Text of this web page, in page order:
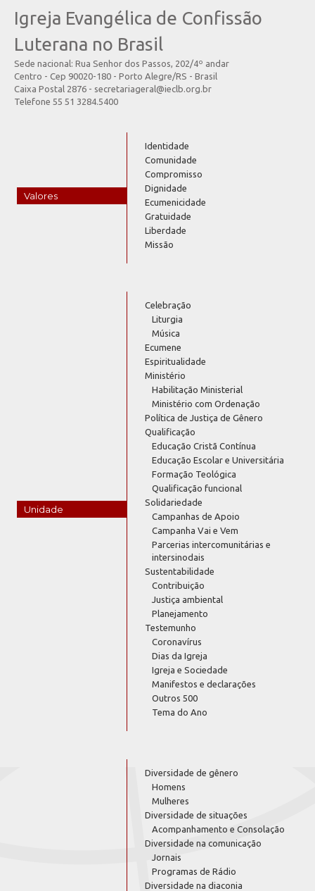
Igreja Evangélica de Confissão
Luterana no Brasil
Sede nacional: Rua Senhor dos Passos, 202/4º andar
Centro - Cep 90020-180 - Porto Alegre/RS - Brasil
Caixa Postal 2876 - secretariageral@ieclb.org.br
Telefone 55 51 3284.5400
Valores
Identidade
Comunidade
Compromisso
Dignidade
Ecumenicidade
Gratuidade
Liberdade
Missão
Unidade
Celebração
Liturgia
Música
Ecumene
Espiritualidade
Ministério
Habilitação Ministerial
Ministério com Ordenação
Política de Justiça de Gênero
Qualificação
Educação Cristã Contínua
Educação Escolar e Universitária
Formação Teológica
Qualificação funcional
Solidariedade
Campanhas de Apoio
Campanha Vai e Vem
Parcerias intercomunitárias e
intersinodais
Sustentabilidade
Contribuição
Justiça ambiental
Planejamento
Testemunho
Coronavírus
Dias da Igreja
Igreja e Sociedade
Manifestos e declarações
Outros 500
Tema do Ano
Diversidade de gênero
Homens
Mulheres
Diversidade de situações
Acompanhamento e Consolação
Diversidade na comunicação
Jornais
Programas de Rádio
Diversidade na diaconia